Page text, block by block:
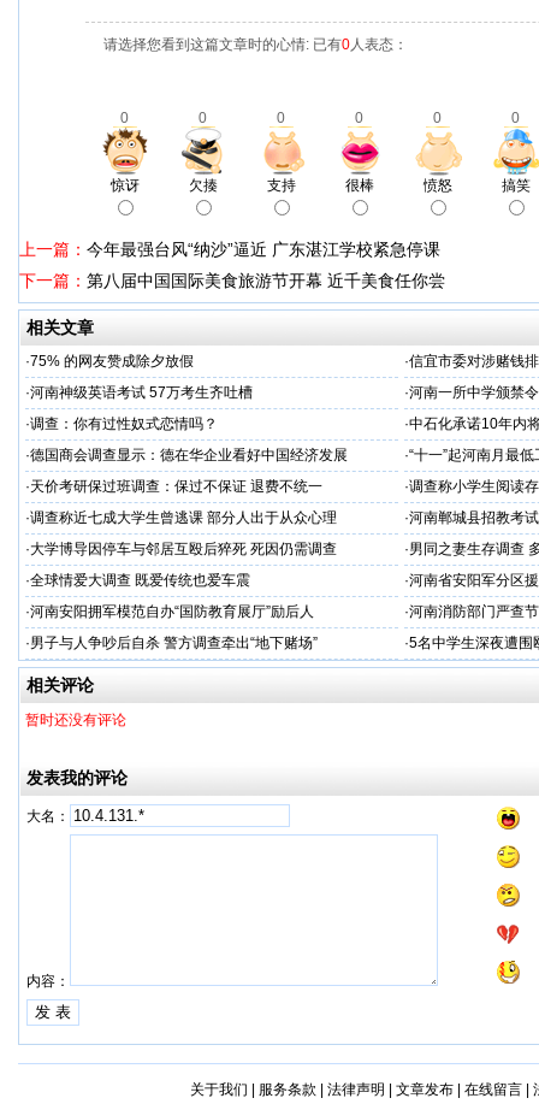
请选择您看到这篇文章时的心情: 已有0人表态：
0 0 0 0 0 0
惊讶 欠揍 支持 很棒 愤怒 搞笑
上一篇： 今年最强台风“纳沙”逼近 广东湛江学校紧急停课
下一篇： 第八届中国国际美食旅游节开幕 近千美食任你尝
相关文章
·75% 的网友赞成除夕放假 ·信宜市委对涉赌钱
·河南神级英语考试 57万考生齐吐槽 ·河南一所中学颁禁
·调查：你有过性奴式恋情吗？ ·中石化承诺10年内
·德国商会调查显示：德在华企业看好中国经济发展 ·“十一”起河南月最
·天价考研保过班调查：保过不保证 退费不统一 ·调查称小学生阅读
·调查称近七成大学生曾逃课 部分人出于从众心理 ·河南郸城县招教考
·大学博导因停车与邻居互殴后猝死 死因仍需调查 ·男同之妻生存调查
·全球情爱大调查 既爱传统也爱车震 ·河南省安阳军分区
·河南安阳拥军模范自办“国防教育展厅”励后人 ·河南消防部门严查
·男子与人争吵后自杀 警方调查牵出“地下赌场” ·5名中学生深夜遭围
相关评论
暂时还没有评论
发表我的评论
大名：
内容：
关于我们 服务条款 法律声明 文章发布| 在线留言|